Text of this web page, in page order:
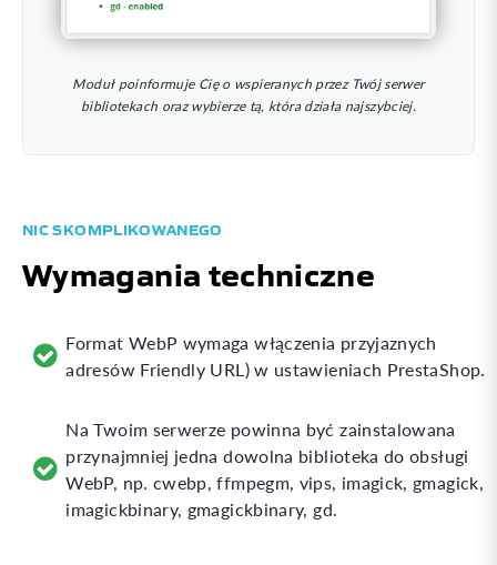
Moduł poinformuje Cię o wspieranych przez Twój serwer
bibliotekach oraz wybierze tą, która działa najszybciej.
Wymagania techniczne
NIC SKOMPLIKOWANEGO
Format WebP wymaga włączenia przyjaznych
adresów Friendly URL) w ustawieniach PrestaShop.
Na Twoim serwerze powinna być zainstalowana
przynajmniej jedna dowolna biblioteka do obsługi
WebP, np. cwebp, ffmpegm, vips, imagick, gmagick,
imagickbinary, gmagickbinary, gd.